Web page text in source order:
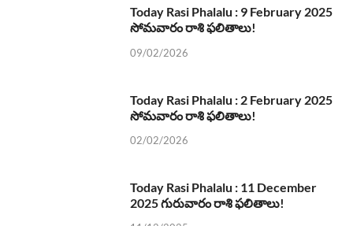
Today Rasi Phalalu : 9 February 2025
సోమవారం రాశి ఫలితాలు!
09/02/2026
Today Rasi Phalalu : 2 February 2025
సోమవారం రాశి ఫలితాలు!
02/02/2026
Today Rasi Phalalu : 11 December
2025 గురువారం రాశి ఫలితాలు!